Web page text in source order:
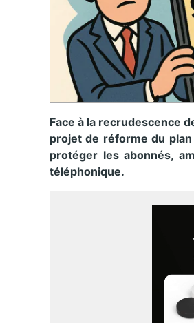
Face à la recrudescence
projet de réforme du
protéger les abonnés,
téléphonique.